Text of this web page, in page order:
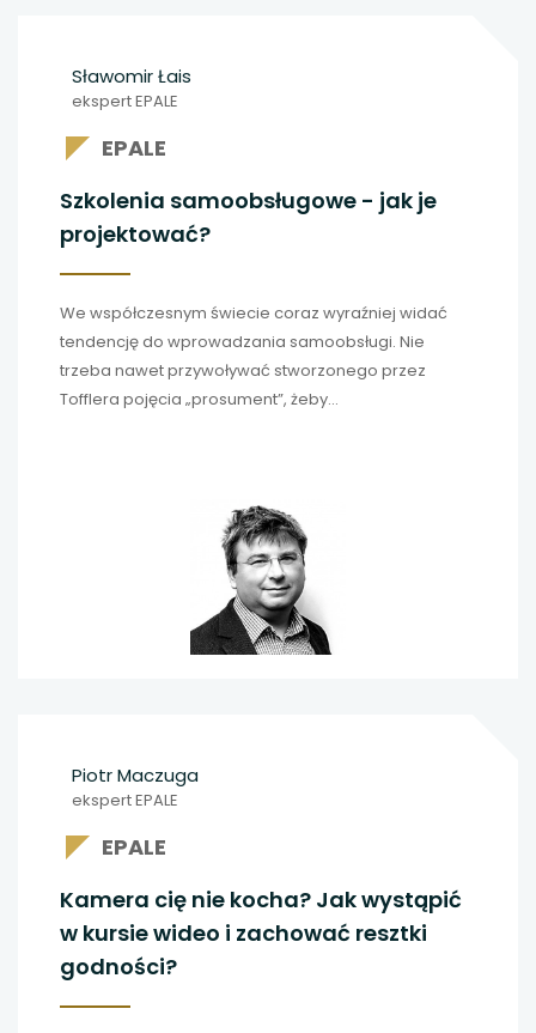
uwaga, link otwiera się w nowej karcie
uwaga, link otwiera się w nowej karcie
uwaga, link otwiera się w nowej karcie
uwaga, link otwiera się w nowej karcie
uwaga, link otwiera się w nowej karcie
uwaga, link otwiera się w nowej karcie
Sławomir Łais
ekspert EPALE
EPALE
Szkolenia samoobsługowe - jak je
projektować?
We współczesnym świecie coraz wyraźniej widać
tendencję do wprowadzania samoobsługi. Nie
trzeba nawet przywoływać stworzonego przez
Tofflera pojęcia „prosument”, żeby
Piotr Maczuga
ekspert EPALE
EPALE
Kamera cię nie kocha? Jak wystąpić
w kursie wideo i zachować resztki
godności?